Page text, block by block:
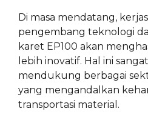
Di masa mendatang,
pengembang teknologi
karet EP100 akan
lebih inovatif. Hal ini
mendukung berbagai
yang mengandalkan
transportasi material.